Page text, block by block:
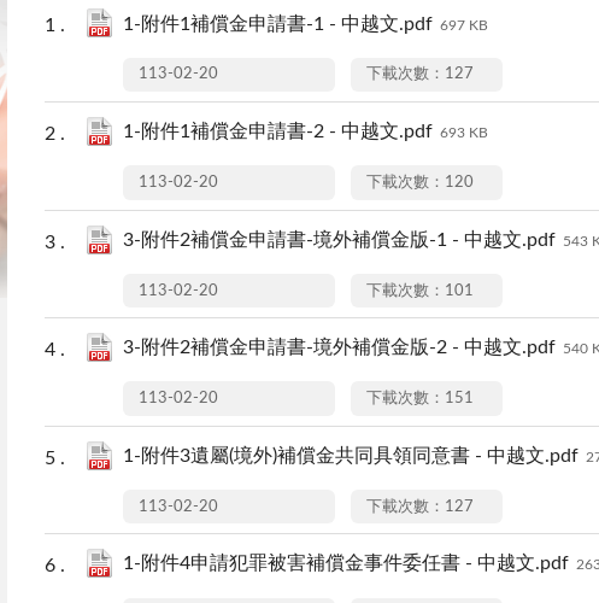
1-附件1補償金申請書-1 - 中越文.pdf 697 KB
113-02-20 下載次數：127
1-附件1補償金申請書-2 - 中越文.pdf 693 KB
113-02-20 下載次數：120
3-附件2補償金申請書-境外補償金版-1 - 中越文.pdf 543
113-02-20 下載次數：101
3-附件2補償金申請書-境外補償金版-2 - 中越文.pdf 540
113-02-20 下載次數：151
1-附件3遺屬(境外)補償金共同具領同意書 - 中越文.pdf
113-02-20 下載次數：127
1-附件4申請犯罪被害補償金事件委任書 - 中越文.pdf